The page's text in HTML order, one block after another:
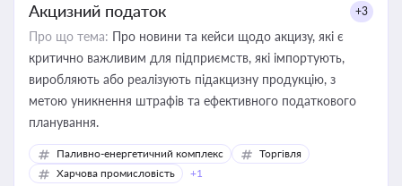
Акцизний податок +3
Про що тема: Про новини та кейси щодо акцизу, які є
критично важливим для підприємств, які імпортують,
виробляють або реалізують підакцизну продукцію, з
метою уникнення штрафів та ефективного податкового
планування.
Паливно-енергетичний комплекс
Торгівля
Харчова промисловість
+1